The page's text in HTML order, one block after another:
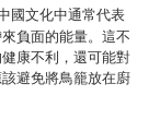
國文化中通常代表
負面的能量。這不
康不利，還可能對
避免將鳥籠放在廚